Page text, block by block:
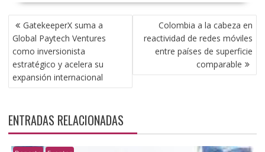
NAVEGACIÓN
DE
ENTRADAS
GatekeeperX suma a
Global Paytech Ventures
como inversionista
estratégico y acelera su
expansión internacional
Colombia a la cabeza en
reactividad de redes móviles
entre países de superficie
comparable
ENTRADAS RELACIONADAS